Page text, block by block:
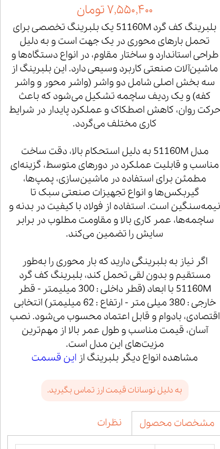
۷,۵۵۰,۴۰۰ تومان
بلبرینگ کف گرد 51160M یک بلبرینگ تخصصی برای
تحمل بارهای محوری در یک جهت است و به دلیل
طراحی استاندارد و ساختار مقاوم، در انواع دستگاه‌ها و
ماشین‌آلات صنعتی کاربرد وسیعی دارد. این بلبرینگ از
سه بخش اصلی شامل دو واشر (واشر محور و واشر
کفه) و یک ردیف ساچمه تشکیل می‌شود که باعث
روان، کاهش اصطکاک و عملکرد پایدار در شرایط
کاری مختلف می‌گردد.
مدل 51160M به دلیل استحکام بالا، دقت ساخت
مناسب و قابلیت عملکرد در دورهای متوسط، گزینه‌ای
مطمئن برای استفاده در ماشین‌سازی، پمپ‌ها،
گیربکس‌ها و انواع تجهیزات صنعتی سبک تا
است. استفاده از فولاد با کیفیت در بدنه و
ساچمه‌ها، عمر کاری بالا و مقاومت مطلوب در برابر
سایش را تضمین می‌کند.
اگر نیاز به بلبرینگی دارید که بار محوری را به‌طور
مستقیم و بدون لقی تحمل کند، بلبرینگ کف گرد
51160M با ابعاد (قطر داخلی : 300 میلیمتر - قطر
خارجی : 380 میلی متر - ارتفاع : 62 میلیمتر) انتخابی
اقتصادی، بادوام و قابل اعتماد محسوب می‌شود. نصب
آسان، قیمت مناسب و طول عمر بالا از مهم‌ترین
مزیت‌های این مدل است.
مشاهده انواع دیگر بلبرینگ از این قسمت
به دلیل نوسانات قیمت ارز تماس بگیرید.
مشخصات محصول نظرات